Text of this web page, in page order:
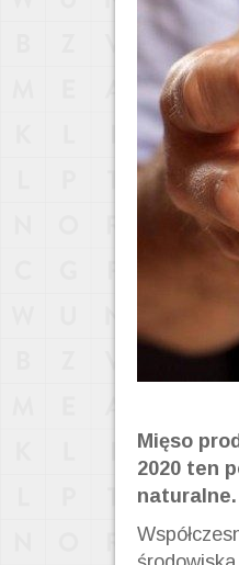
Mięso
2020 ten
naturalne.